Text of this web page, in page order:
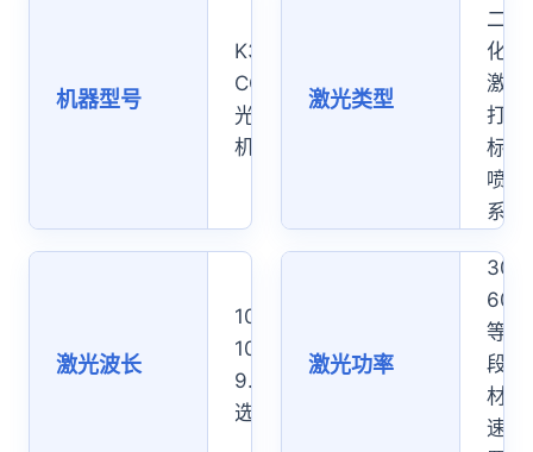
机器型号
K3000
CO2激
光喷码
机
激光类型
二氧
化碳
激光
打
标/
喷码
系统
激光波长
10.6μm、
10.2μm、
9.3μm 可
选
激光功率
60W
等功
段可
材质
速度